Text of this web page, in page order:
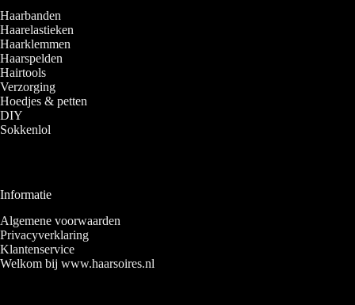
Haarbanden
Haarelastieken
Haarklemmen
Haarspelden
Hairtools
Verzorging
Hoedjes & petten
DIY
Sokkenlol
Informatie
Algemene voorwaarden
Privacyverklaring
Klantenservice
Welkom bij www.haarsoires.nl